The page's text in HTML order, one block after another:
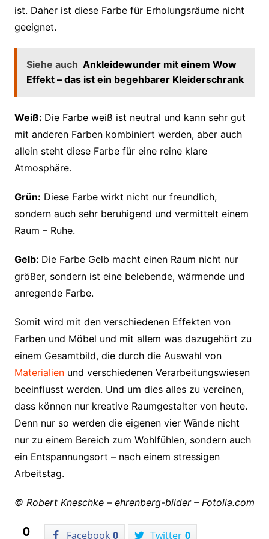
ist. Daher ist diese Farbe für Erholungsräume nicht
geeignet.
Siehe auch Ankleidewunder mit einem Wow
Effekt – das ist ein begehbarer Kleiderschrank
Weiß: Die Farbe weiß ist neutral und kann sehr gut
mit anderen Farben kombiniert werden, aber auch
allein steht diese Farbe für eine reine klare
Atmosphäre.
Grün: Diese Farbe wirkt nicht nur freundlich,
sondern auch sehr beruhigend und vermittelt einem
Raum – Ruhe.
Gelb: Die Farbe Gelb macht einen Raum nicht nur
größer, sondern ist eine belebende, wärmende und
anregende Farbe.
Somit wird mit den verschiedenen Effekten von
Farben und Möbel und mit allem was dazugehört zu
einem Gesamtbild, die durch die Auswahl von
Materialienund verschiedenen Verarbeitungswiesen
beeinflusst werden. Und um dies alles zu vereinen,
dass können nur kreative Raumgestalter von heute.
Denn nur so werden die eigenen vier Wände nicht
nur zu einem Bereich zum Wohlfühlen, sondern auch
ein Entspannungsort – nach einem stressigen
Arbeitstag.
© Robert Kneschke – ehrenberg-bilder – Fotolia.com
0 Facebook 0 Twitter 0